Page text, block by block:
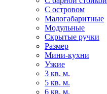
С островом
Малогабаритные
Модульные
Скрытые ручки
Размер
Мини-кухни
Узкие
3 кв. м.
5 кв. м.
6 кв. м.